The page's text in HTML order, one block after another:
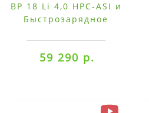
BP 18 Li 4,0 HPC-ASI и
Быстрозарядное
59 290 р.